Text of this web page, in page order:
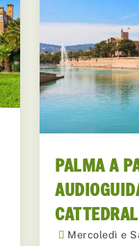
PALMA A
Mercoledì e